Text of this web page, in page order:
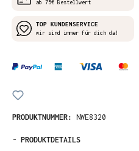
ab 75€ Bestellwert
TOP KUNDENSERVICE
wir sind immer für dich da!
PRODUKTNUMMER: NWE8320
- PRODUKTDETAILS